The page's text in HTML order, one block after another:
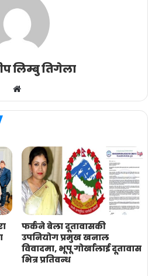
लिम्बु तिगेला
Website
फर्कने बेला दूतावासकी
उपनियोग प्रमुख खनाल
विवादमा, भूपू गोर्खालाई दूतावास
भित्र प्रतिवन्ध